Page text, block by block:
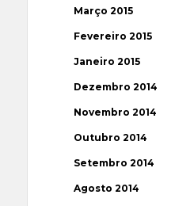
Março 2015
Fevereiro 2015
Janeiro 2015
Dezembro 2014
Novembro 2014
Outubro 2014
Setembro 2014
Agosto 2014